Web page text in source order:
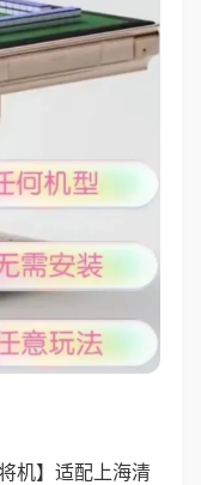
机】适配上海清